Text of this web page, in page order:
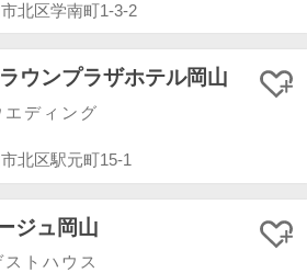
北区学南町1-3-2
ウンプラザホテル岡山
エディング
北区駅元町15-1
ジュ岡山
トハウス